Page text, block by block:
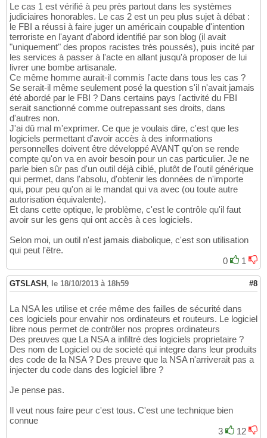
Le cas 1 est vérifié à peu près partout dans les systèmes
judiciaires honorables. Le cas 2 est un peu plus sujet à débat :
le FBI a réussi à faire juger un américain coupable d'intention
terroriste en l'ayant d'abord identifié par son blog (il avait
"uniquement" des propos racistes très poussés), puis incité par
les services à passer à l'acte en allant jusqu'à proposer de lui
livrer une bombe artisanale.
Ce même homme aurait-il commis l'acte dans tous les cas ?
Se serait-il même seulement posé la question s'il n'avait jamais
été abordé par le FBI ? Dans certains pays l'activité du FBI
serait sanctionné comme outrepassant ses droits, dans
d'autres non.
J'ai dû mal m'exprimer. Ce que je voulais dire, c'est que les
logiciels permettant d'avoir accès à des informations
personnelles doivent être développé AVANT qu'on se rende
compte qu'on va en avoir besoin pour un cas particulier. Je ne
parle bien sûr pas d'un outil déjà ciblé, plutôt de l'outil générique
qui permet, dans l'absolu, d'obtenir les données de n'importe
qui, pour peu qu'on ai le mandat qui va avec (ou toute autre
autorisation équivalente).
Et dans cette optique, le problème, c'est le contrôle qu'il faut
avoir sur les gens qui ont accès à ces logiciels.
Selon moi, un outil n'est jamais diabolique, c'est son utilisation
qui peut l'être.
0
1
GTSLASH, le 18/10/2013 à 18h59 #8
La NSA les utilise et crée même des failles de sécurité dans
ces logiciels pour envahir nos ordinateurs et routeurs. Le logiciel
libre nous permet de contrôler nos propres ordinateurs
Des preuves que La NSA a infiltré des logiciels proprietaire ?
Des nom de Logiciel ou de societé qui integre dans leur produits
des code de la NSA ? Des preuve que la NSA n'arriverait pas a
injecter du code dans des logiciel libre ?
Je pense pas.
Il veut nous faire peur c'est tous. C'est une technique bien
connue
3
12